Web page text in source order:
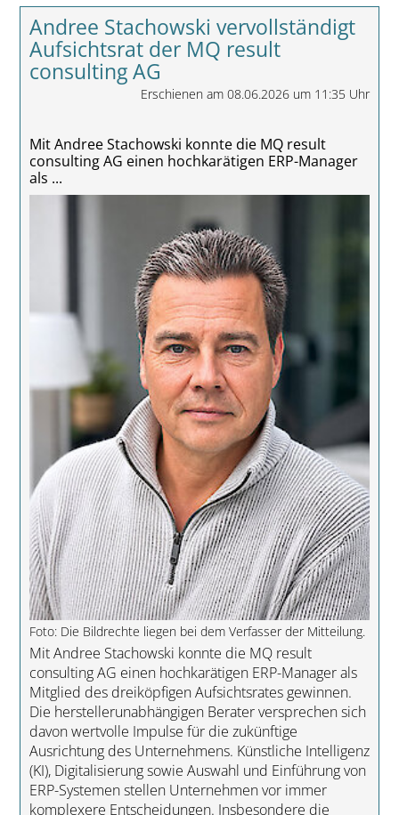
Andree Stachowski vervollständigt
Aufsichtsrat der MQ result
consulting AG
Erschienen am 08.06.2026 um 11:35 Uhr
Mit Andree Stachowski konnte die MQ result
consulting AG einen hochkarätigen ERP-Manager
als ...
Foto: Die Bildrechte liegen bei dem Verfasser der Mitteilung.
Mit Andree Stachowski konnte die MQ result
consulting AG einen hochkarätigen ERP-Manager als
Mitglied des dreiköpfigen Aufsichtsrates gewinnen.
Die herstellerunabhängigen Berater versprechen sich
davon wertvolle Impulse für die zukünftige
Ausrichtung des Unternehmens. Künstliche Intelligenz
(KI), Digitalisierung sowie Auswahl und Einführung von
ERP-Systemen stellen Unternehmen vor immer
komplexere Entscheidungen. Insbesondere die